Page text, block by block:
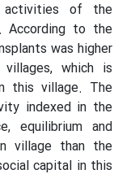
activities of the
According to the
was higher
which is
this village. The
indexed in the
equilibrium and
village than the
capital in this